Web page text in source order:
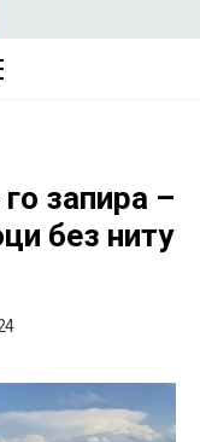
запира –
без ниту